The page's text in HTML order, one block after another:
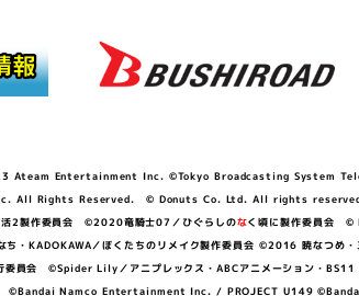
Entertainment Inc. ©Tokyo Broadcasting System
Inc. All Rights Reserved. © Donuts Co. Ltd. All rights
2製作委員会 ©2020竜騎士07／ひぐらしのなく頃に製作委員会
／ぼくたちのリメイク製作委員会 ©2016 暁なつめ・三
会 ©Spider Lily／アニプレックス・ABCアニメーション・
会 ©Bandai Namco Entertainment Inc. / PROJECT U149